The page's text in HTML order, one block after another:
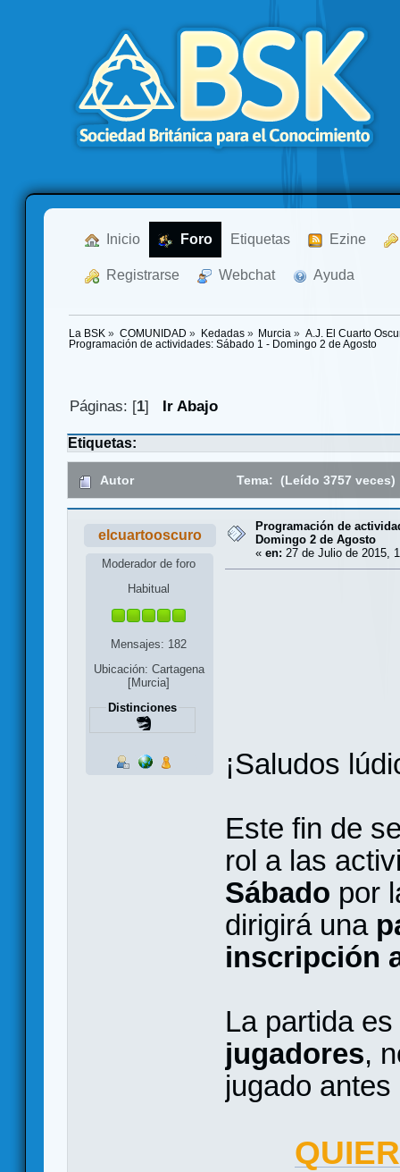
Inicio Foro Etiquetas Ezine
Registrarse Webchat Ayuda
La BSK » COMUNIDAD » Kedadas» Murcia » A.J. El Cuarto
Programación de actividades: Sábado 1 - Domingo 2 de Agosto
Páginas: [1] Ir Abajo
Etiquetas:
Autor Tema: (Leído 3757 veces)
elcuartooscuro
Moderador de foro
Habitual
Mensajes: 182
Ubicación: Cartagena
[Murcia]
Distinciones
Programación de
Domingo 2 de Agosto
« en: 27 de Julio de 2015,
¡Saludos
Este fin de
rol a las
Sábado por
dirigirá una
inscripción
La partida es
jugadores,
jugado